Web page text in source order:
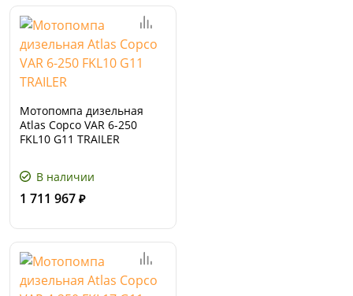
Мотопомпа дизельная
Atlas Copco VAR 6-250
FKL10 G11 TRAILER
В наличии
1 711 967 ₽